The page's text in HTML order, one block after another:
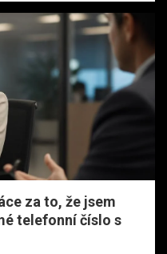
za to, že jsem
telefonní číslo s